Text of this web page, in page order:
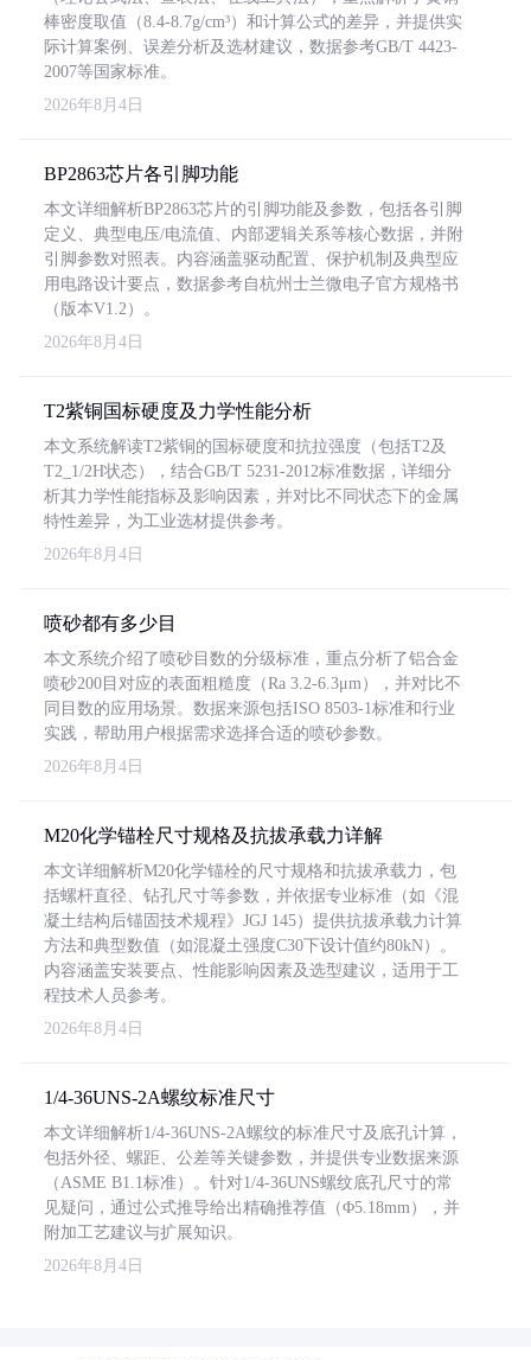
棒密度取值（8.4-8.7g/cm³）和计算公式的差异，并提供实
际计算案例、误差分析及选材建议，数据参考GB/T 4423-
2007等国家标准。
2026年8月4日
BP2863芯片各引脚功能
本文详细解析BP2863芯片的引脚功能及参数，包括各引脚
定义、典型电压/电流值、内部逻辑关系等核心数据，并附
引脚参数对照表。内容涵盖驱动配置、保护机制及典型应
用电路设计要点，数据参考自杭州士兰微电子官方规格书
（版本V1.2）。
2026年8月4日
T2紫铜国标硬度及力学性能分析
本文系统解读T2紫铜的国标硬度和抗拉强度（包括T2及
T2_1/2H状态），结合GB/T 5231-2012标准数据，详细分
析其力学性能指标及影响因素，并对比不同状态下的金属
特性差异，为工业选材提供参考。
2026年8月4日
喷砂都有多少目
本文系统介绍了喷砂目数的分级标准，重点分析了铝合金
喷砂200目对应的表面粗糙度（Ra 3.2-6.3μm），并对比不
同目数的应用场景。数据来源包括ISO 8503-1标准和行业
实践，帮助用户根据需求选择合适的喷砂参数。
2026年8月4日
M20化学锚栓尺寸规格及抗拔承载力详解
本文详细解析M20化学锚栓的尺寸规格和抗拔承载力，包
括螺杆直径、钻孔尺寸等参数，并依据专业标准（如《混
凝土结构后锚固技术规程》JGJ 145）提供抗拔承载力计算
方法和典型数值（如混凝土强度C30下设计值约80kN）。
内容涵盖安装要点、性能影响因素及选型建议，适用于工
程技术人员参考。
2026年8月4日
1/4-36UNS-2A螺纹标准尺寸
本文详细解析1/4-36UNS-2A螺纹的标准尺寸及底孔计算，
包括外径、螺距、公差等关键参数，并提供专业数据来源
（ASME B1.1标准）。针对1/4-36UNS螺纹底孔尺寸的常
见疑问，通过公式推导给出精确推荐值（Φ5.18mm），并
附加工艺建议与扩展知识。
2026年8月4日